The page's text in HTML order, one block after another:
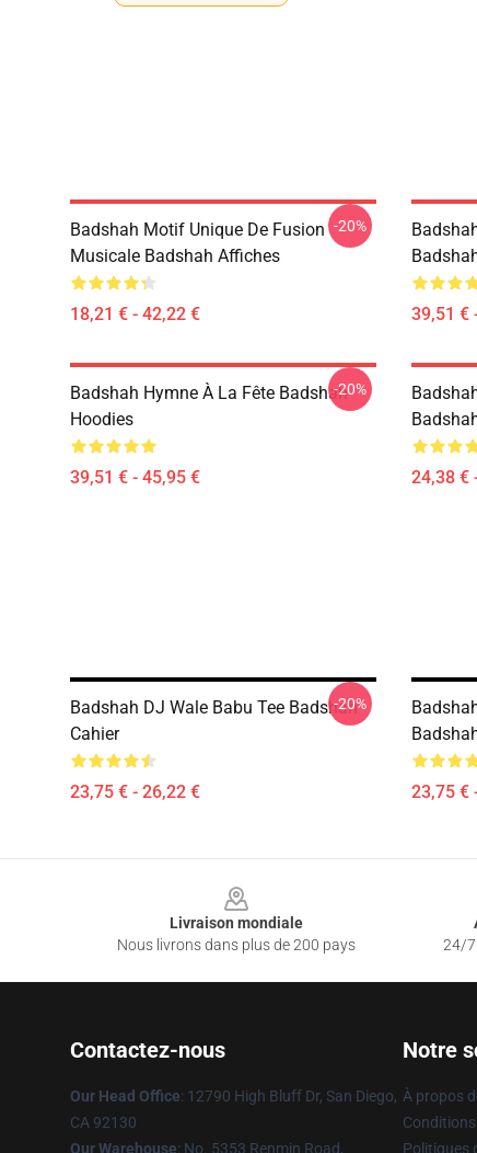
Badshah Motif Unique De Fusion
Musicale Badshah Affiches
18,21 € - 42,22 €
-20%
39,51 €
Badshah Hymne À La Fête Badshah
Hoodies
39,51 € - 45,95 €
-20%
24,38 €
Badshah DJ Wale Babu Tee Badshah
Cahier
23,75 € - 26,22 €
-20%
23,75 €
Livraison mondiale
Nous livrons dans plus de 200 pays
24/7
Contactez-nous
Our Head Office: 12790 High Bluff Dr, San Diego,
CA 92130
Our Warehouse: No. 5353 Renmin Road,
Notre
À propos
Politiques